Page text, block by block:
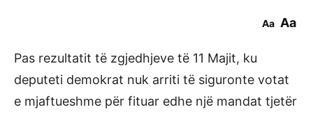
Aa Aa
Pas rezultatit të zgjedhjeve të 11 Majit, ku
deputeti demokrat nuk arriti të siguronte votat
e mjaftueshme për fituar edhe një mandat tjetër